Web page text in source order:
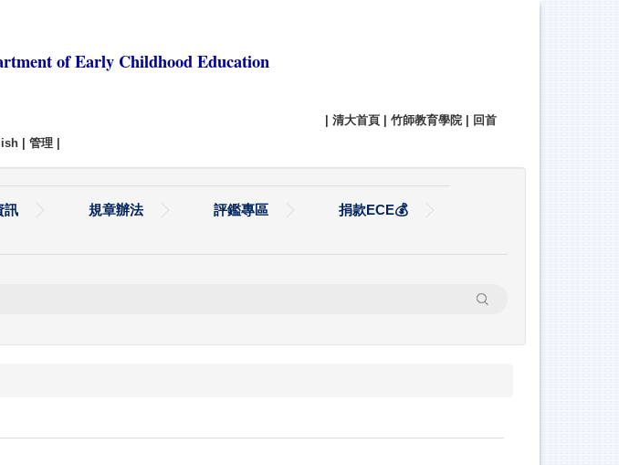
of Early Childhood Education
清大首頁 竹師教育學院
回首
| 管理|
訊 規章辦法 評鑑專區 捐款ECE💰
搜尋